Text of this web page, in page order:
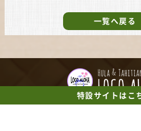
一覧へ戻る
特設サイトはこ